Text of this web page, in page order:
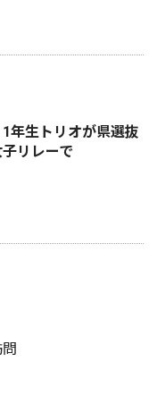
生トリオが県選抜
リレーで